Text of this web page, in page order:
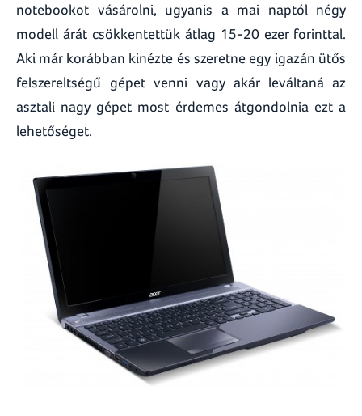
notebookot vásárolni, ugyanis a mai naptól négy
modell árát csökkentettük átlag 15-20 ezer forinttal.
Aki már korábban kinézte és szeretne egy igazán ütős
felszereltségű gépet venni vagy akár leváltaná az
asztali nagy gépet most érdemes átgondolnia ezt a
lehetőséget.